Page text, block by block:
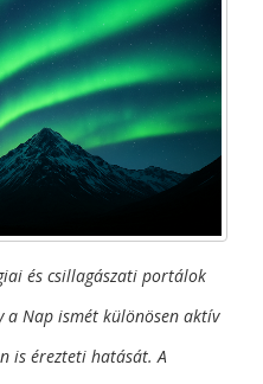
és csillagászati portálok
Nap ismét különösen aktív
is érezteti hatását. A